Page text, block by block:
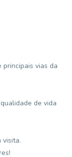
principais vias da
de vida
visita.